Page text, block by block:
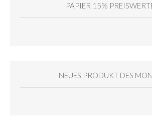
PAPIER 15%
NEUES PRODUKT DES